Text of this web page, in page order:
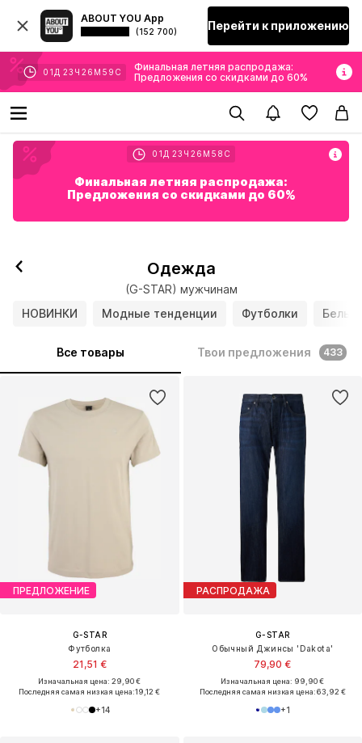
ABOUT YOU App
(152 700) Перейти к приложению
01 Д 23 Ч 26 М 56 С
Финальная летняя распродажа:
Предложения со скидками до 60%
01 Д 23 Ч 26 М 55 С
Финальная летняя распродажа:
Предложения со скидками до 60%
Одежда
(G-STAR) мужчинам
НОВИНКИ
Модные тенденции Футболки Белье
Все товары Твои предложения 433
ПРЕДЛОЖЕНИЕ
G-STAR
Футболка
21,51 €
Изначальная цена: 29,90 €
Последняя самая низкая цена:19,12 €
+14
РАСПРОДАЖА
G-STAR
Обычный Джинсы 'Dakota'
79,90 €
Изначальная цена: 99,90 €
Последняя самая низкая цена:63,92 €
+1